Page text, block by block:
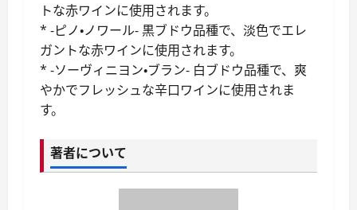
トな赤ワインに使用されます。
* -ピノ・ノワール- 黒ブドウ品種で、淡色でエレ
ガントな赤ワインに使用されます。
* -ソーヴィニヨン・ブラン- 白ブドウ品種で、爽
やかでフレッシュな辛口ワインに使用されま
す。
著者について